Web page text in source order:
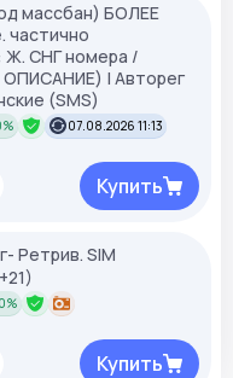
массбан) БОЛЕЕ
частично
Ж. СНГ номера /
ОПИСАНИЕ) | Авторег
(SMS)
07.08.2026 11:13
Купить
Ретрив. SIM
Купить